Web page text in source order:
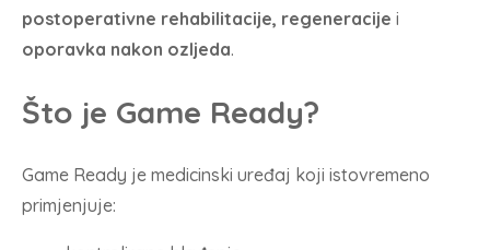
postoperativne rehabilitacije, regeneracije i
oporavka nakon ozljeda.
Što je Game Ready?
Game Ready je medicinski uređaj koji istovremeno
primjenjuje: